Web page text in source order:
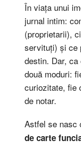
În viața unui
jurnal intim:
(proprietarii),
servituți) și ce
destin. Dar,
două moduri:
curiozitate, fie
de notar.
Astfel se nasc
de carte